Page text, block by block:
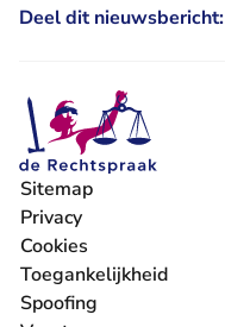
Deel dit nieuwsbericht:
Sitemap
Privacy
Cookies
Toegankelijkheid
Spoofing